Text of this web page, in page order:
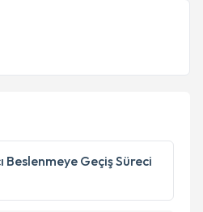
e-posta ile bilgilendireceğiz.
işlenmesine ilişkinAydınlatma
ve kişisel verilerimin belirtilen
kabul ediyorum.
Beslenmeye Geçiş Süreci